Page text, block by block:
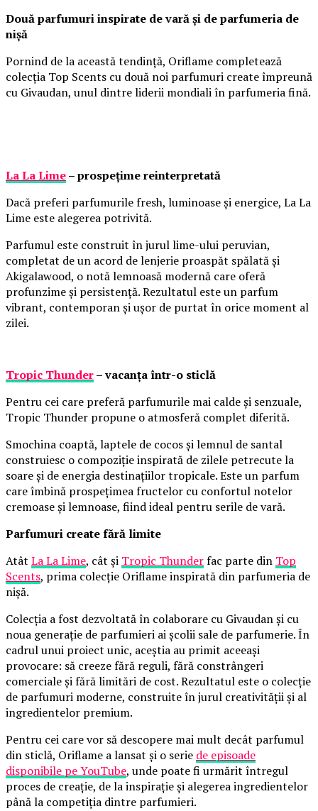
Două parfumuri inspirate de vară și de parfumeria de
nișă
Pornind de la această tendință, Oriflame completează
colecția Top Scents cu două noi parfumuri create împreună
cu Givaudan, unul dintre liderii mondiali în parfumeria fină.
La La Lime– prospețime reinterpretată
Dacă preferi parfumurile fresh, luminoase și energice, La La
Lime este alegerea potrivită.
Parfumul este construit în jurul lime-ului peruvian,
completat de un acord de lenjerie proaspăt spălată și
Akigalawood, o notă lemnoasă modernă care oferă
profunzime și persistență. Rezultatul este un parfum
vibrant, contemporan și ușor de purtat în orice moment al
zilei.
Tropic Thunder– vacanța într-o sticlă
Pentru cei care preferă parfumurile mai calde și senzuale,
Tropic Thunder propune o atmosferă complet diferită.
Smochina coaptă, laptele de cocos și lemnul de santal
construiesc o compoziție inspirată de zilele petrecute la
soare și de energia destinațiilor tropicale. Este un parfum
care îmbină prospețimea fructelor cu confortul notelor
cremoase și lemnoase, fiind ideal pentru serile de vară.
Parfumuri create fără limite
Atât La La Lime, cât și Tropic Thunderfac parte din Top
Scents, prima colecție Oriflame inspirată din parfumeria de
nișă.
Colecția a fost dezvoltată în colaborare cu Givaudan și cu
noua generație de parfumieri ai școlii sale de parfumerie. În
cadrul unui proiect unic, aceștia au primit aceeași
provocare: să creeze fără reguli, fără constrângeri
comerciale și fără limitări de cost. Rezultatul este o colecție
de parfumuri moderne, construite în jurul creativității și al
ingredientelor premium.
Pentru cei care vor să descopere mai mult decât parfumul
din sticlă, Oriflame a lansat și o serie de episoade
disponibile pe YouTube, unde poate fi urmărit întregul
proces de creație, de la inspirație și alegerea ingredientelor
până la competiția dintre parfumieri.